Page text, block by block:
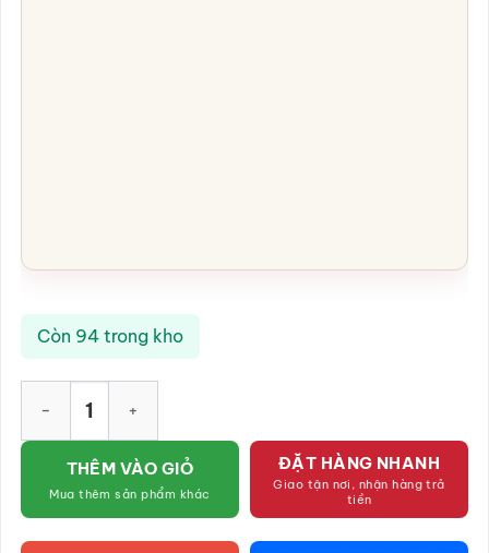
Còn 94 trong kho
THÊM VÀO GIỎ
Mua thêm sản phẩm khác
ĐẶT HÀNG NHANH
Giao tận nơi, nhận hàng trả
tiền